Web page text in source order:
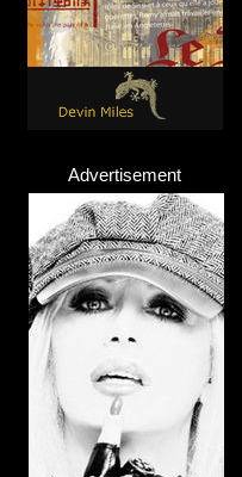
Advertisement